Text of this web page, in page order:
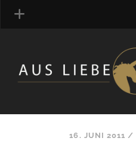
MANUFAKTUREN
DUFTNOTEN16. JUNI 2011 /